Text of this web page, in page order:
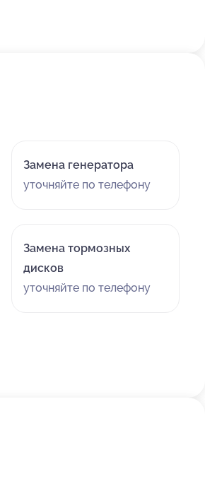
Замена генератора
уточняйте по телефону
Замена тормозных
дисков
уточняйте по телефону